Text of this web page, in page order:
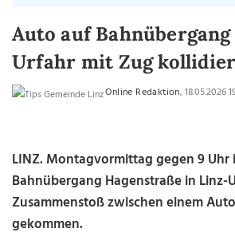
Auto auf
Urfahr mit Zug
Online Redaktion, 18.05.2026
LINZ. Montagvormittag gegen 9 Uhr
Bahnübergang Hagenstraße in Linz-
Zusammenstoß zwischen einem
gekommen.